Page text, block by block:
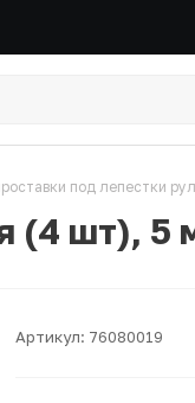
под лепестки
(4 шт), 5
Артикул: 76080019